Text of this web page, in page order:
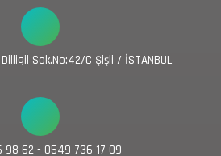
Sok.No:42/C Şişli / İSTANBUL
98 62 - 0549 736 17 09